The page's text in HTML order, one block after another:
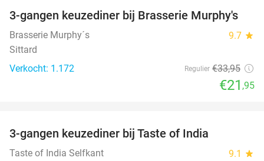
35%
3-gangen keuzediner bij Brasserie Murphy's
Brasserie Murphy´s 9.7 star
Sittard
Verkocht: 1.172
Regulier €33,95
€21 ,95
3-gangen keuzediner bij Taste of India
Taste of India Selfkant 9.1 star